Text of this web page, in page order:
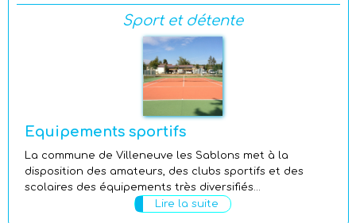
Sport et détente
Équipements sportifs
La commune de Villeneuve les Sablons met à la
disposition des amateurs, des clubs sportifs et des
scolaires des équipements très diversifiés...
Lire la suite